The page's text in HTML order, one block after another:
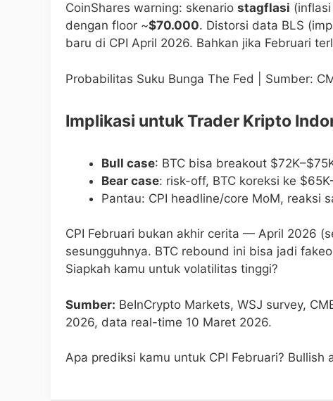
CoinShares warning: skenario stagflasi
dengan floor ~$70.000. Distorsi data BLS
baru di CPI April 2026. Bahkan jika Februari
Probabilitas Suku Bunga The Fed | Sumber:
Implikasi untuk Trader Kripto
Bull case: BTC bisa breakout
Bear case: risk-off, BTC koreksi ke
Pantau: CPI headline/core MoM, reaksi
CPI Februari bukan akhir cerita — April 2026
sesungguhnya. BTC rebound ini bisa jadi
Siapkah kamu untuk volatilitas tinggi?
Sumber: BeInCrypto Markets, WSJ survey,
2026, data real-time 10 Maret 2026.
Apa prediksi kamu untuk CPI Februari? Bullish